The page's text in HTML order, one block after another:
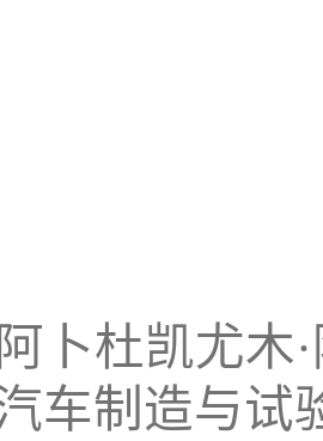
阿卜杜凯尤木
车制造与试